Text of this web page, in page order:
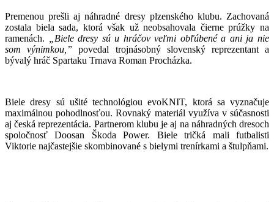
Premenou prešli aj náhradné dresy plzenského klubu. Zachovaná
zostala biela sada, ktorá však už neobsahovala čierne prúžky na
ramenách.
„Biele dresy sú u hráčov veľmi obľúbené a ani ja nie
som výnimkou,” povedal trojnásobný slovenský reprezentant a
bývalý hráč Spartaku Trnava Roman Procházka.
Biele dresy sú ušité technológiou evoKNIT, ktorá sa vyznačuje
maximálnou pohodlnosťou. Rovnaký materiál využíva v súčasnosti
aj česká reprezentácia. Partnerom klubu je aj na náhradných dresoch
spoločnosť Doosan Škoda Power. Biele tričká mali futbalisti
Viktorie najčastejšie skombinované s bielymi trenírkami a štulpňami.